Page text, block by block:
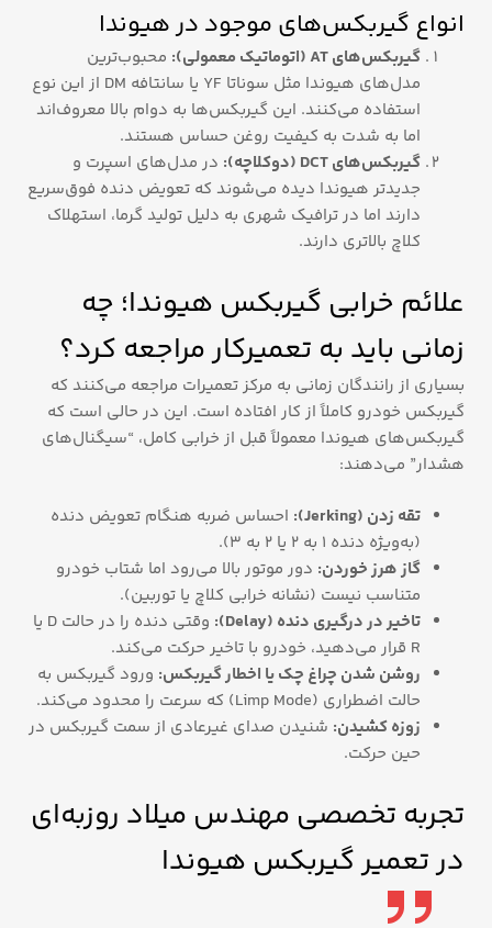
انواع گیربکس‌های موجود در هیوندا
گیربکس‌های AT (اتوماتیک معمولی):
محبوب‌ترین
مدل‌های هیوندا مثل سوناتا YF یا سانتافه DM از این نوع
استفاده می‌کنند. این گیربکس‌ها به دوام بالا معروف‌اند
اما به شدت به کیفیت روغن حساس هستند.
گیربکس‌های DCT (دوکلاچه):
در مدل‌های اسپرت و
جدیدتر هیوندا دیده می‌شوند که تعویض دنده فوق‌سریع
دارند اما در ترافیک شهری به دلیل تولید گرما، استهلاک
کلاچ بالاتری دارند.
علائم خرابی گیربکس هیوندا؛ چه
زمانی باید به تعمیرکار مراجعه کرد؟
بسیاری از رانندگان زمانی به مرکز تعمیرات مراجعه می‌کنند که
گیربکس خودرو کاملاً از کار افتاده است. این در حالی است که
گیربکس‌های هیوندا معمولاً قبل از خرابی کامل، “سیگنال‌های
هشدار” می‌دهند:
تقه زدن (Jerking):
احساس ضربه هنگام تعویض دنده
(به‌ویژه دنده 1 به 2 یا 2 به 3).
گاز هرز خوردن: دور موتور بالا می‌رود اما شتاب خودرو
متناسب نیست (نشانه خرابی کلاچ یا توربین).
تاخیر در درگیری دنده (Delay):
وقتی دنده را در حالت D یا
R قرار می‌دهید، خودرو با تاخیر حرکت می‌کند.
روشن شدن چراغ چک یا اخطار گیربکس: ورود گیربکس به
حالت اضطراری (Limp Mode) که سرعت را محدود می‌کند.
زوزه کشیدن: شنیدن صدای غیرعادی از سمت گیربکس در
حین حرکت.
تجربه تخصصی مهندس میلاد روزبه‌ای
در تعمیر گیربکس هیوندا